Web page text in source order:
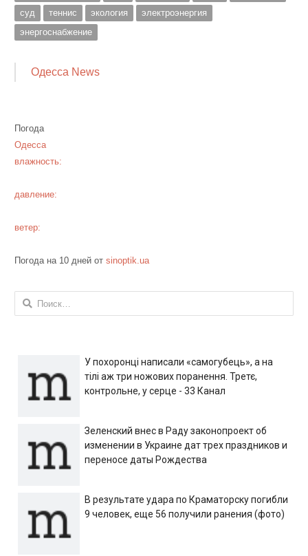
суд
теннис экология
электроэнергия
энергоснабжение
Одесса News
Погода
Одесса
влажность:
давление:
ветер:
Погода на 10 дней от sinoptik.ua
Найти:
У похоронці написали «самогубець», а на
тілі аж три ножових поранення. Третє,
контрольне, у серце - 33 Канал
Зеленский внес в Раду законопроект об
изменении в Украине дат трех праздников и
переносе даты Рождества
В результате удара по Краматорску погибли
9 человек, еще 56 получили ранения (фото)